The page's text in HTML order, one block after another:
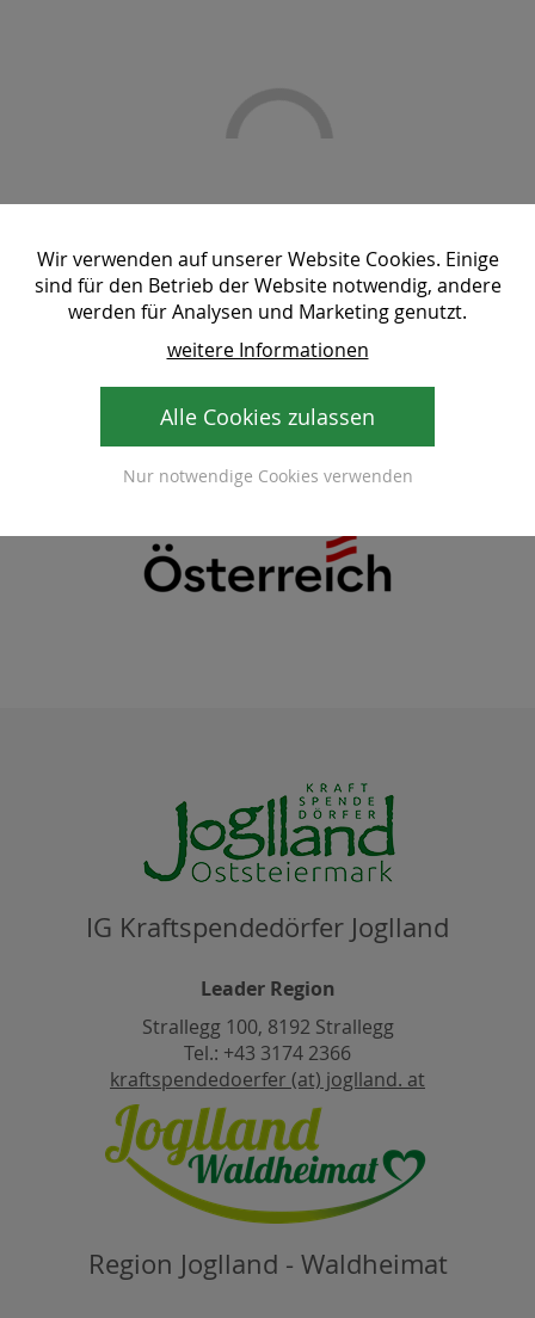
IG Kraftspendedörfer Joglland
Leader Region
Strallegg 100, 8192 Strallegg
Tel.: +43 3174 2366
kraftspendedoerfer (at) joglland. at
Region Joglland - Waldheimat
Wir verwenden auf unserer Website Cookies. Einige
sind für den Betrieb der Website notwendig, andere
werden für Analysen und Marketing genutzt.
weitere Informationen
Alle Cookies zulassen
Nur notwendige Cookies verwenden